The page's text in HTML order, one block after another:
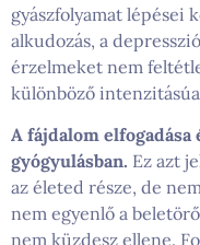
gyászfolyamat lépései
alkudozás, a
érzelmeket nem
különböző
A fájdalom
gyógyulásban. Ez azt
az életed része, de
nem egyenlő a
nem küzdesz ellene.